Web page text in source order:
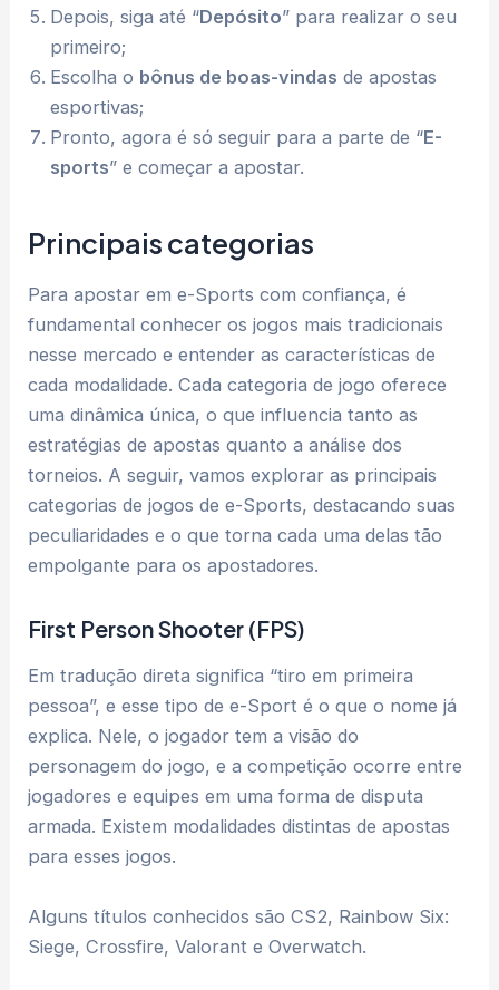
Depois, siga até “Depósito” para realizar o seu
primeiro;
Escolha o bônus de boas-vindas de apostas
esportivas;
Pronto, agora é só seguir para a parte de “E-
sports” e começar a apostar.
Principais categorias
Para apostar em e-Sports com confiança, é
fundamental conhecer os jogos mais tradicionais
nesse mercado e entender as características de
cada modalidade. Cada categoria de jogo oferece
uma dinâmica única, o que influencia tanto as
estratégias de apostas quanto a análise dos
torneios. A seguir, vamos explorar as principais
categorias de jogos de e-Sports, destacando suas
peculiaridades e o que torna cada uma delas tão
empolgante para os apostadores.
First Person Shooter (FPS)
Em tradução direta significa “tiro em primeira
pessoa”, e esse tipo de e-Sport é o que o nome já
explica. Nele, o jogador tem a visão do
personagem do jogo, e a competição ocorre entre
jogadores e equipes em uma forma de disputa
armada. Existem modalidades distintas de apostas
para esses jogos.
Alguns títulos conhecidos são CS2, Rainbow Six:
Siege, Crossfire, Valorant e Overwatch.